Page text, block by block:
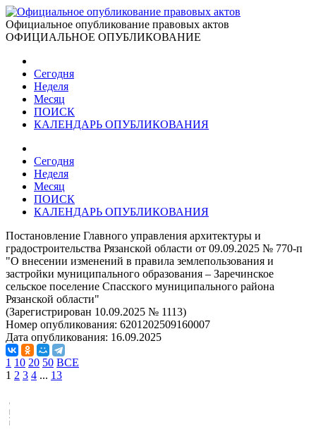
Официальное опубликование правовых актов
ОФИЦИАЛЬНОЕ ОПУБЛИКОВАНИЕ
Сегодня
Неделя
Месяц
ПОИСК
КАЛЕНДАРЬ ОПУБЛИКОВАНИЯ
Сегодня
Неделя
Месяц
ПОИСК
КАЛЕНДАРЬ ОПУБЛИКОВАНИЯ
Постановление Главного управления архитектуры и
градостроительства Рязанской области от 09.09.2025 № 770-п
"О внесении изменений в правила землепользования и
застройки муниципального образования – Заречинское
сельское поселение Спасского муниципального района
Рязанской области"
(Зарегистрирован 10.09.2025 № 1113)
Номер опубликования: 6201202509160007
Дата опубликования: 16.09.2025
1 10 20 50 ВСЕ
1 2 3 4 ... 13